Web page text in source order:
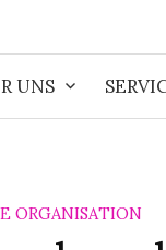
UNS
ORGANISATION